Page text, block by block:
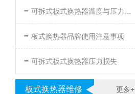
- 可拆式板式换热器温度与压力的要求
- 板式换热器品牌使用注意事项
- 可拆式板式换热器压力损失
更多+
板式换热器维修